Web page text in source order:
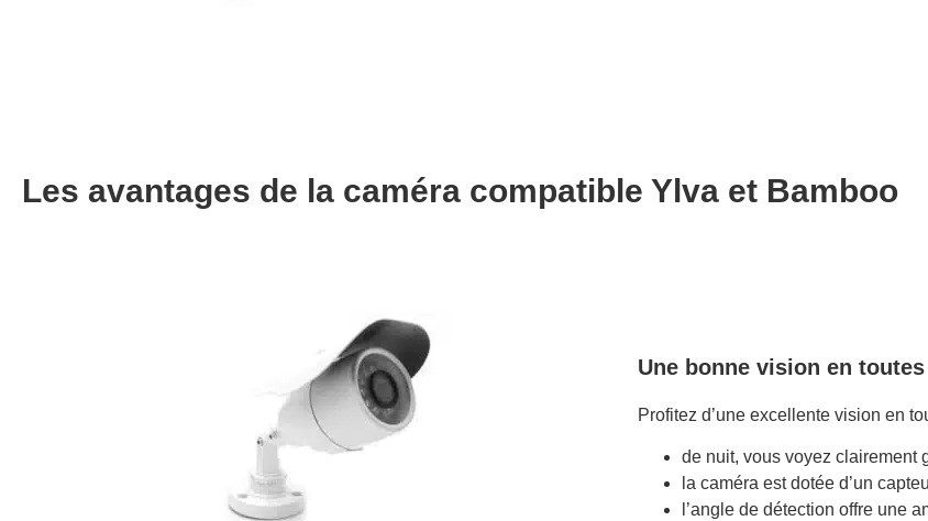
Les avantages de la caméra compatible Ylva et Bamboo
Une bonne vision en
Profitez d’une excellente vision en
de nuit, vous voyez clairement
la caméra est dotée d’un
l’angle de détection offre une